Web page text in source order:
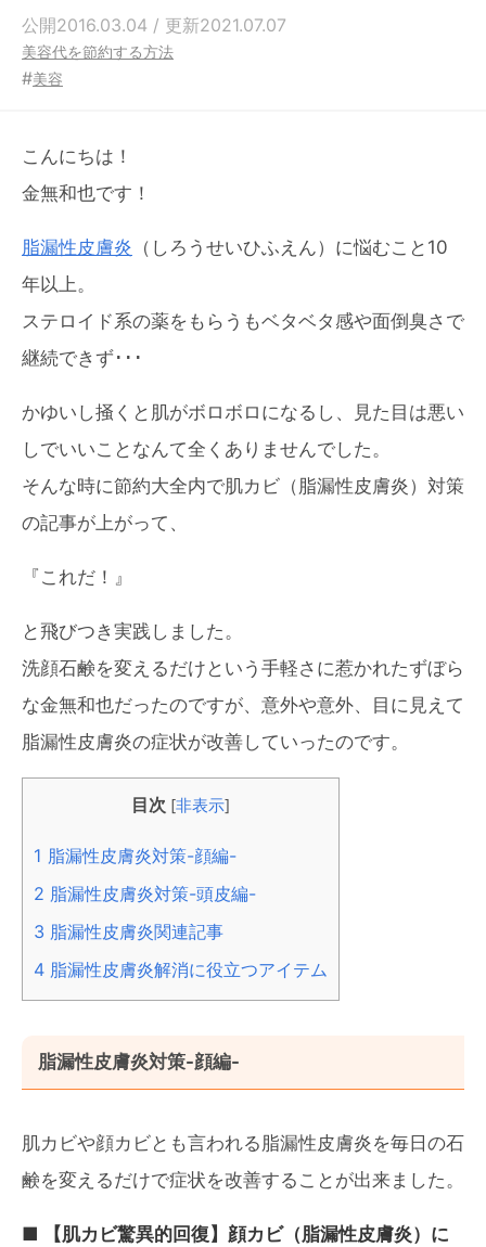
公開2016.03.04 / 更新2021.07.07
美容代を節約する方法
#美容
こんにちは！
金無和也です！
脂漏性皮膚炎 （しろうせいひふえん）に悩むこと10
年以上。
ステロイド系の薬をもらうもベタベタ感や面倒臭さで
継続できず･･･
かゆいし掻くと肌がボロボロになるし、見た目は悪い
しでいいことなんて全くありませんでした。
そんな時に節約大全内で肌カビ（脂漏性皮膚炎）対策
の記事が上がって、
『これだ！』
と飛びつき実践しました。
洗顔石鹸を変えるだけという手軽さに惹かれたずぼら
な金無和也だったのですが、意外や意外、目に見えて
脂漏性皮膚炎の症状が改善していったのです。
目次 [非表示]
1 脂漏性皮膚炎対策-顔編-
2 脂漏性皮膚炎対策-頭皮編-
3 脂漏性皮膚炎関連記事
4 脂漏性皮膚炎解消に役立つアイテム
脂漏性皮膚炎対策-顔編-
肌カビや顔カビとも言われる脂漏性皮膚炎を毎日の石
鹸を変えるだけで症状を改善することが出来ました。
■ 【肌カビ驚異的回復】顔カビ（脂漏性皮膚炎）に